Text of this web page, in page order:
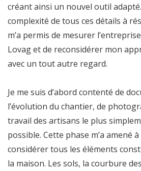
créant ainsi un nouvel outil
complexité de tous ces détails à
m’a permis de mesurer l’entreprise
Lovag et de reconsidérer mon
avec un tout autre regard.
Je me suis d’abord contenté de
l’évolution du chantier, de
travail des artisans le plus
possible. Cette phase m’a amené à
considérer tous les éléments
la maison. Les sols, la courbure